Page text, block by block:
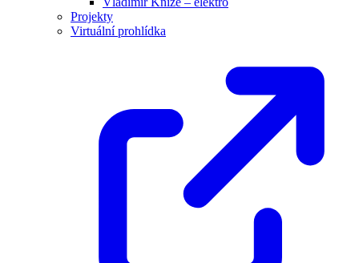
Projekty
Virtuální prohlídka